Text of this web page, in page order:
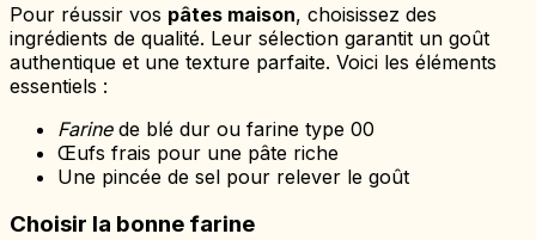
Pour réussir vos pâtes maison, choisissez des
ingrédients de qualité. Leur sélection garantit un goût
authentique et une texture parfaite. Voici les éléments
essentiels :
Farinede blé dur ou farine type 00
Œufs frais pour une pâte riche
Une pincée de sel pour relever le goût
Choisir la bonne farine